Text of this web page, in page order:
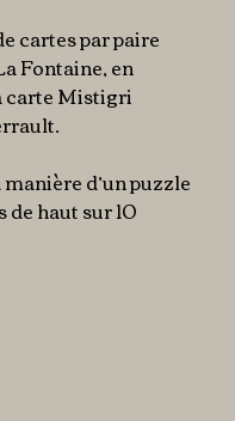
cartes par paire
Fontaine, en
carte Mistigri
d’un puzzle
haut sur 10